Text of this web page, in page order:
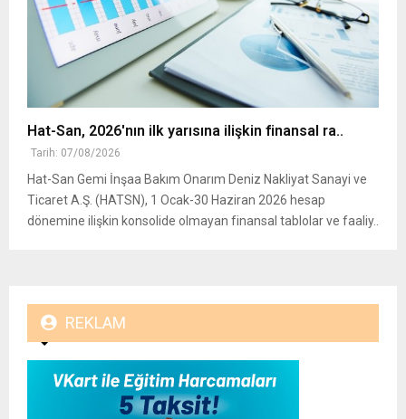
Hat-San, 2026'nın ilk yarısına ilişkin finansal ra..
Tarih: 07/08/2026
Hat-San Gemi İnşaa Bakım Onarım Deniz Nakliyat Sanayi ve
Ticaret A.Ş. (HATSN), 1 Ocak-30 Haziran 2026 hesap
dönemine ilişkin konsolide olmayan finansal tablolar ve faaliy..
REKLAM